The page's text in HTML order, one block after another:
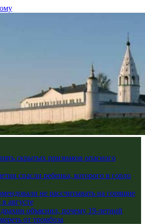
скрытых признаков опасного
спасли ребенка, которого в горло
не рассчитывать на горящие
августе
объяснил, почему 19-летний
от тромбоза